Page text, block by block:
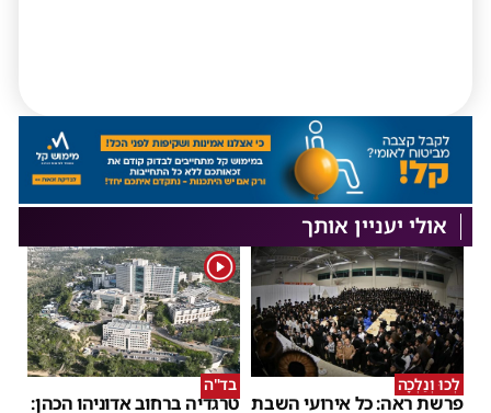
אולי יעניין אותך
לְכוּ וְנֵלְכָה
פרשת ראה: כל אירועי השבת
1
בד"ה
טרגדיה ברחוב אדוניהו הכהן: